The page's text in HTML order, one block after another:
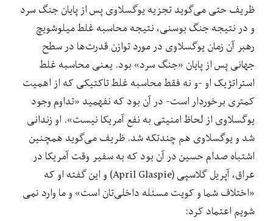
ظریف حتی می‌گوید تجزیه یوگسلاوی پس از پایان جنگ سرد
و در نتیجه جنگ بوسنی، نتیجه محاسبه غلط میلوشویچ
رهبر آن زمان یوگسلاوی در مورد توازن قدرت‌ها در سطح
جهانی پس از پایان «جنگ سرد» بود. یعنی محاسبه غلط
استراتژیک او -و نه فقط محاسبه غلط تاکتیکی که از اهمیت
کمتری برخوردار است- در آن بود که نفهمید «تداوم وجود
یوگسلاوی از لحاظ امنیتی به نفع آمریکا نیست». او زندانی
شد و یوگسلاوی هم چندتکه شد. ظریف می‌گوید همچنین
اشتباه صدام حسین در آن بود که به سفیر وقت آمریکا در
عراق، آپریل گلاسپی (April Glaspie) و این گفته او که
«اختلاف شما و کویت مسئله داخلی‌تان است» و ما وارد نمی
شویم اعتماد کرد: